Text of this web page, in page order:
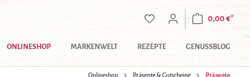
0,00 €*
ONLINESHOP MARKENWELT REZEPTE GENUSSBLOG
Onlineshop Präsente & Gutscheine Präsente